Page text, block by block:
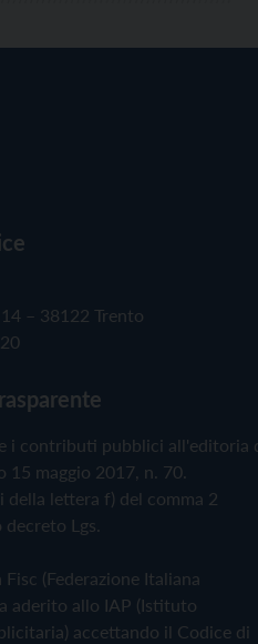
– 38122 Trento
i contributi pubblici all'editoria
15 maggio 2017, n. 70.
della lettera f) del comma 2
Lgs.
(Federazione Italiana
aderito allo IAP (Istituto
accettando il Codice di